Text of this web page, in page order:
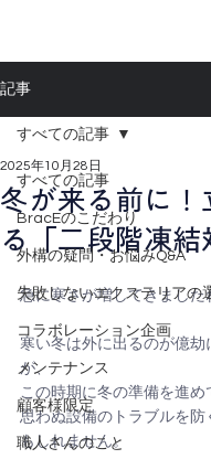
記事
すべての記事
BracEのこだわり
外構の疑問・お悩みQ&A
失敗しないエクステリアの
コラボレーション企画
メンテナンス
顧客様限定
職人さんのこと
すべての記事
冬が来る前に！
る「二段階凍結
2025年10月28日
急に寒さが増してきまし
寒い冬は外に出るのが億劫
が、
この時期に冬の準備を進め
思わぬ設備のトラブルを防
もしれません。